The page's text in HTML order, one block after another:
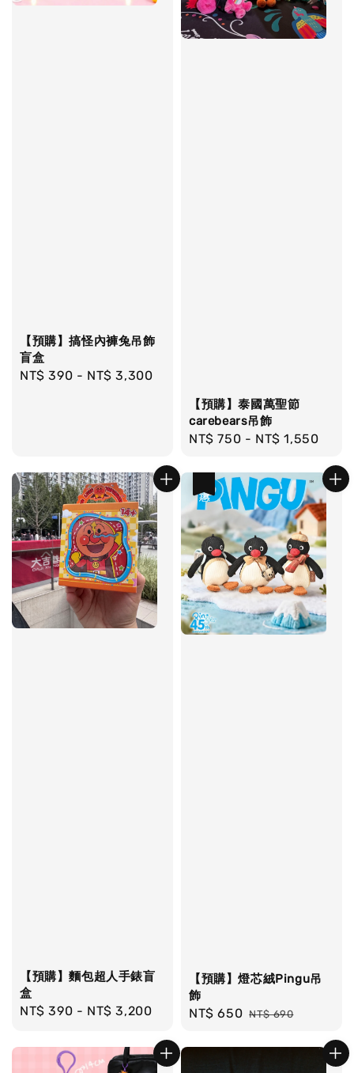
【預購】搞怪內褲兔吊飾
盲盒
Regular
NT$ 390 - NT$ 3,300
【預購】泰國萬聖節
carebears吊飾
Regular
NT$ 750 - NT$ 1,550
【預購】麵包超人手錶盲
盒
Regular
NT$ 390 - NT$ 3,200
【預購】燈芯絨Pingu吊
飾
Sale
NT$ 650 Regular
NT$ 690